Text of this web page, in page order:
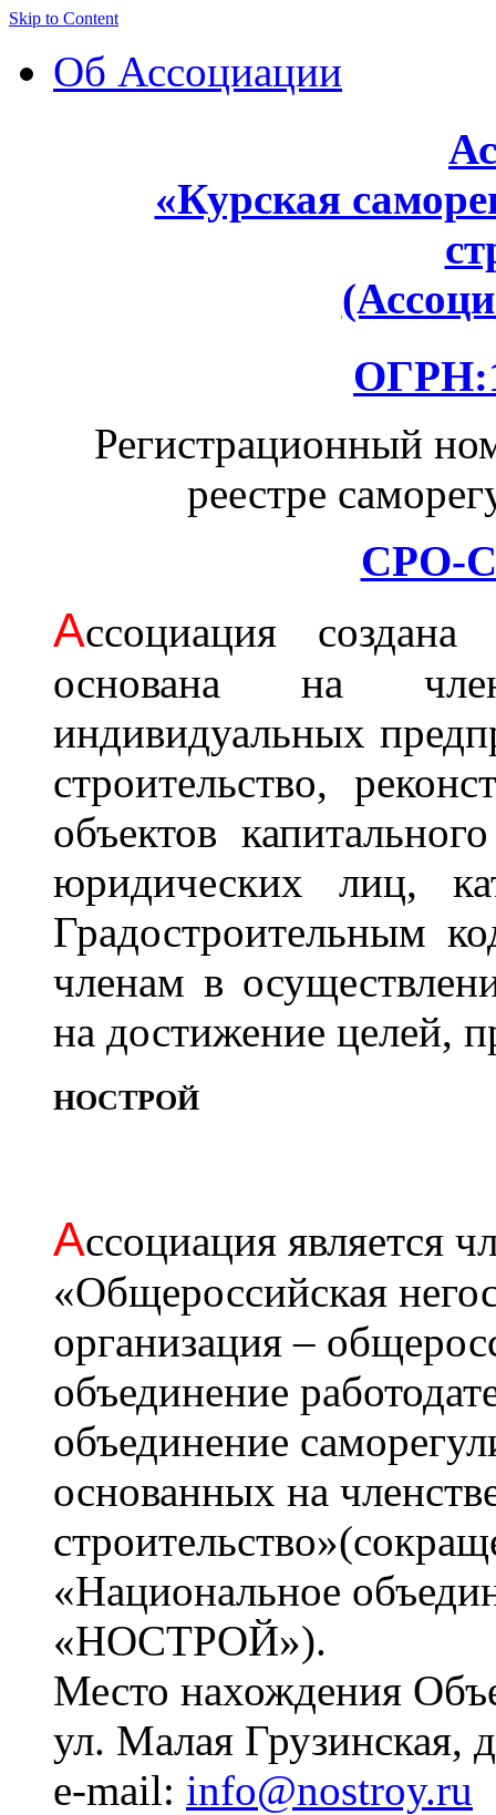
Skip to Content
Об Ассоциации
«Курская
Регистрационный
реестре
СРО-
Ассоциация
основана на
индивидуальных
строительство,
объектов
юридических лиц,
Градостроительным
членам в
на достижение целей,
НОСТРОЙ
Ассоциация является
«Общероссийская
организация –
объединение
объединение
основанных на
«Национальное
«НОСТРОЙ»).
Место нахождения
ул. Малая Грузинская,
e-mail: info@nostroy.ru